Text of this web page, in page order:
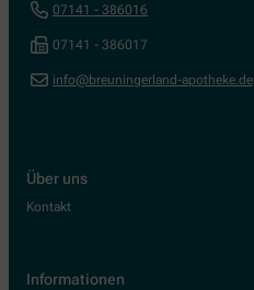
07141 - 386016
07141 - 386017
info@breuningerland-apotheke.de
Über uns
Kontakt
Informationen